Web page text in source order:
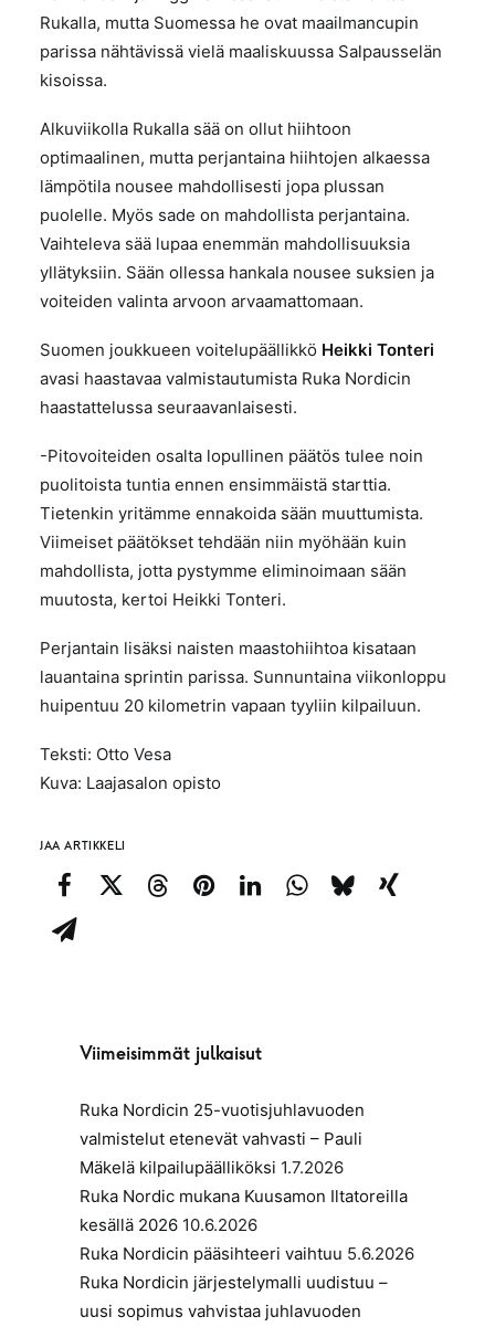
Rukalla, mutta Suomessa he ovat maailmancupin
parissa nähtävissä vielä maaliskuussa Salpausselän
kisoissa.
Alkuviikolla Rukalla sää on ollut hiihtoon
optimaalinen, mutta perjantaina hiihtojen alkaessa
lämpötila nousee mahdollisesti jopa plussan
puolelle. Myös sade on mahdollista perjantaina.
Vaihteleva sää lupaa enemmän mahdollisuuksia
yllätyksiin. Sään ollessa hankala nousee suksien ja
voiteiden valinta arvoon arvaamattomaan.
Suomen joukkueen voitelupäällikkö Heikki Tonteri
avasi haastavaa valmistautumista Ruka Nordicin
haastattelussa seuraavanlaisesti.
-Pitovoiteiden osalta lopullinen päätös tulee noin
puolitoista tuntia ennen ensimmäistä starttia.
Tietenkin yritämme ennakoida sään muuttumista.
Viimeiset päätökset tehdään niin myöhään kuin
mahdollista, jotta pystymme eliminoimaan sään
muutosta, kertoi Heikki Tonteri.
Perjantain lisäksi naisten maastohiihtoa kisataan
lauantaina sprintin parissa. Sunnuntaina viikonloppu
huipentuu 20 kilometrin vapaan tyyliin kilpailuun.
Teksti: Otto Vesa
Kuva: Laajasalon opisto
JAA ARTIKKELI
Viimeisimmät julkaisut
Ruka Nordicin 25-vuotisjuhlavuoden
valmistelut etenevät vahvasti – Pauli
Mäkelä kilpailupäälliköksi 1.7.2026
Ruka Nordic mukana Kuusamon Iltatoreilla
kesällä 2026 10.6.2026
Ruka Nordicin pääsihteeri vaihtuu 5.6.2026
Ruka Nordicin järjestelymalli uudistuu –
uusi sopimus vahvistaa juhlavuoden